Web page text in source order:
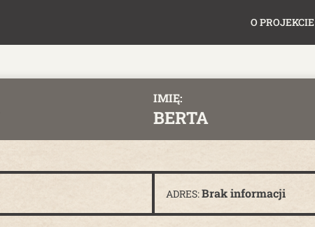
O PROJEKCIE
IMIĘ:
BERTA
ADRES:Brak informacji